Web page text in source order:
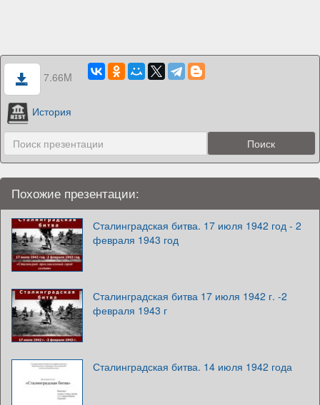
7.66M
История
Похожие презентации:
Сталинградская битва. 17 июля 1942 год - 2
февраля 1943 год
Сталинградская битва 17 июля 1942 г. -2
февраля 1943 г
Сталинградская битва. 14 июля 1942 года